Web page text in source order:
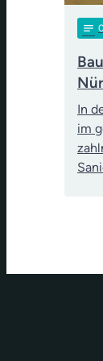
notes
In
im